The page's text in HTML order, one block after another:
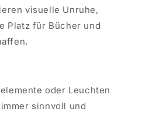
visuelle Unruhe,
Platz für Bücher und
oder Leuchten
sinnvoll und